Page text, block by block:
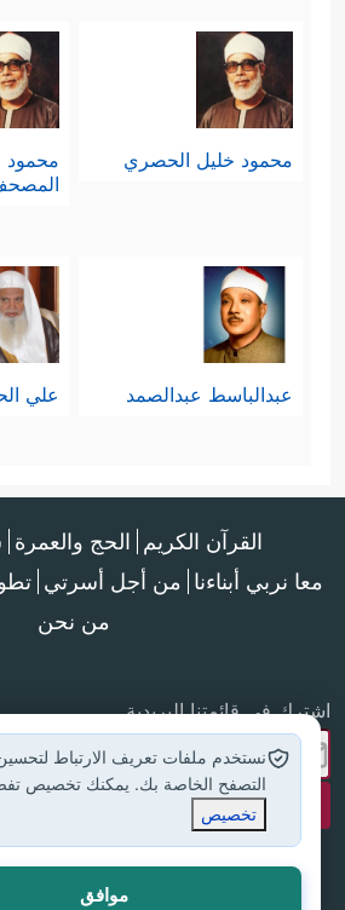
محمود خليل الحصري
محمود
عبدالباسط عبدالصمد علي
القرآن الكريم الحج والعمرة
معا نربي أبناءنا من أجل أسرتي
من نحن
اشترك في قائمتنا البريدية
جميع الحقوق محفوظة لموقع إسلام أون
نستخدم ملفات تعريف الارتباط
التصفح الخاصة بك. يمكنك تخصيص
تخصيص
موافق